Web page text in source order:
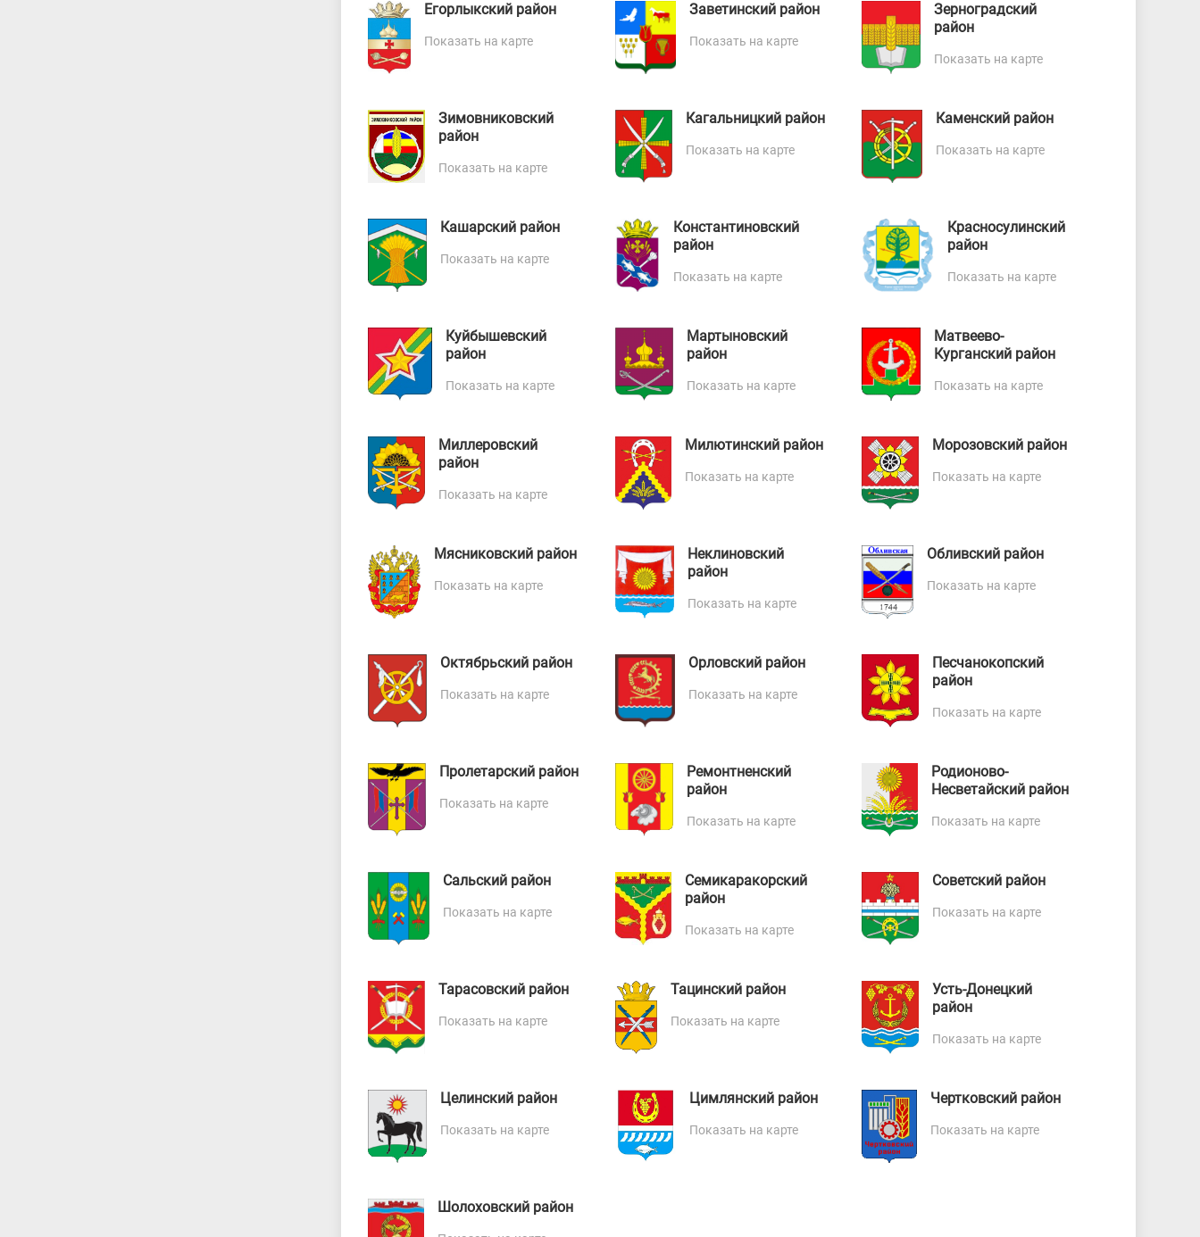
Егорлыкский район
Показать на карте
Заветинский район
Показать на карте
Зерноградский
район
Показать на карте
Зимовниковский
район
Показать на карте
Кагальницкий район
Показать на карте
Каменский район
Показать на карте
Кашарский район
Показать на карте
Константиновский
район
Показать на карте
Красносулинский
район
Показать на карте
Куйбышевский
район
Показать на карте
Мартыновский
район
Показать на карте
Матвеево-
Курганский район
Показать на карте
Миллеровский
район
Показать на карте
Милютинский район
Показать на карте
Морозовский район
Показать на карте
Мясниковский район
Показать на карте
Неклиновский
район
Показать на карте
Обливский район
Показать на карте
Октябрьский район
Показать на карте
Орловский район
Показать на карте
Песчанокопский
район
Показать на карте
Пролетарский район
Показать на карте
Ремонтненский
район
Показать на карте
Родионово-
Несветайский район
Показать на карте
Сальский район
Показать на карте
Семикаракорский
район
Показать на карте
Советский район
Показать на карте
Тарасовский район
Показать на карте
Тацинский район
Показать на карте
Усть-Донецкий
район
Показать на карте
Целинский район
Показать на карте
Цимлянский район
Показать на карте
Чертковский район
Показать на карте
Шолоховский район